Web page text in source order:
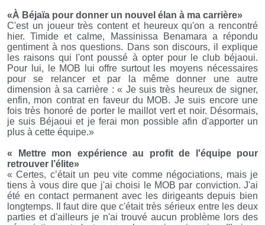
«À Béjaïa pour donner un nouvel élan à ma carrière»
C'est un joueur très content et heureux qu'on a rencontré
hier. Timide et calme, Massinissa Benamara a répondu
gentiment à nos questions. Dans son discours, il explique
les raisons qui l'ont poussé à opter pour le club béjaoui.
Pour lui, le MOB lui offre surtout les moyens nécessaires
pour se relancer et par la même donner une autre
dimension à sa carrière : « Je suis très heureux de signer,
enfin, mon contrat en faveur du MOB. Je suis encore une
fois très honoré de porter le maillot vert et noir. Désormais,
je suis Béjaoui et je ferai mon possible afin d'apporter un
plus à cette équipe.»
« Mettre mon expérience au profit de l'équipe pour
retrouver l’élite»
« Certes, c’était un peu vite comme négociations, mais je
tiens à vous dire que j'ai choisi le MOB par conviction. J'ai
été en contact permanent avec les dirigeants depuis bien
longtemps. Il faut dire que c'était très sérieux entre les deux
parties et d'ailleurs je n'ai trouvé aucun problème lors des